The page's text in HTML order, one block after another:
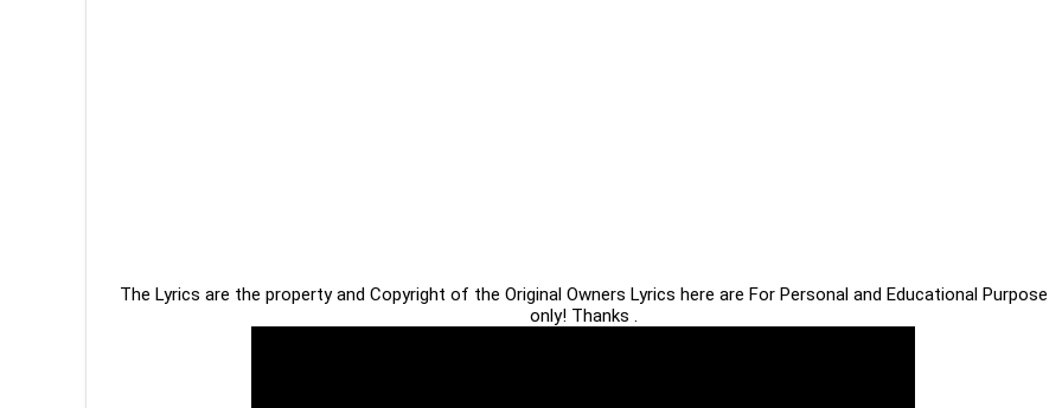
The Lyrics are the property and Copyright of the Original Owners Lyrics here are For Personal and Educational Purpose
only! Thanks .